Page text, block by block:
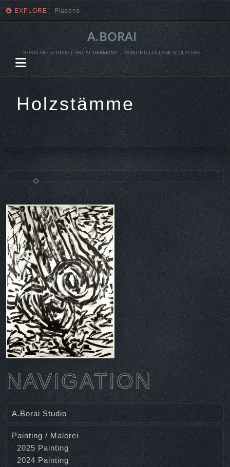
EXPLORE: Fragmente einer Ernte
A.BORAI
BORAI ART STUDIO | ARTIST GERMANY – PAINTING COLLAGE SCULPTURE
Holzstämme
Skip
to
content
NAVIGATION
A.Borai Studio
Painting / Malerei
2025 Painting
2024 Painting